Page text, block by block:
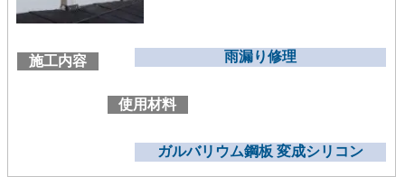
施工内容 雨漏り修理
使用材料
ガルバリウム鋼板 変成シリコン